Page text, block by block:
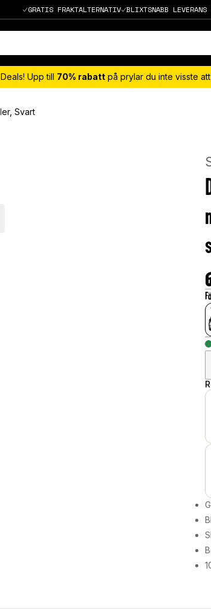
GRATIS FRAKTALTERNATIV BLIXTSNABB LEVERANS
Upp till 70% rabatt på prylar du inte visste
Svart